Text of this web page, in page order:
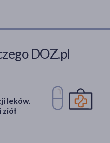
DOZ.pl
leków.